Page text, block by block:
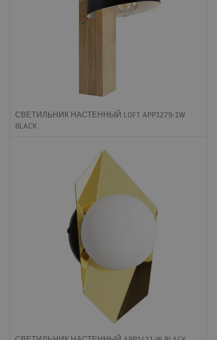
СВЕТИЛЬНИК НАСТЕННЫЙ LOFT APP1279-1W
BLACK